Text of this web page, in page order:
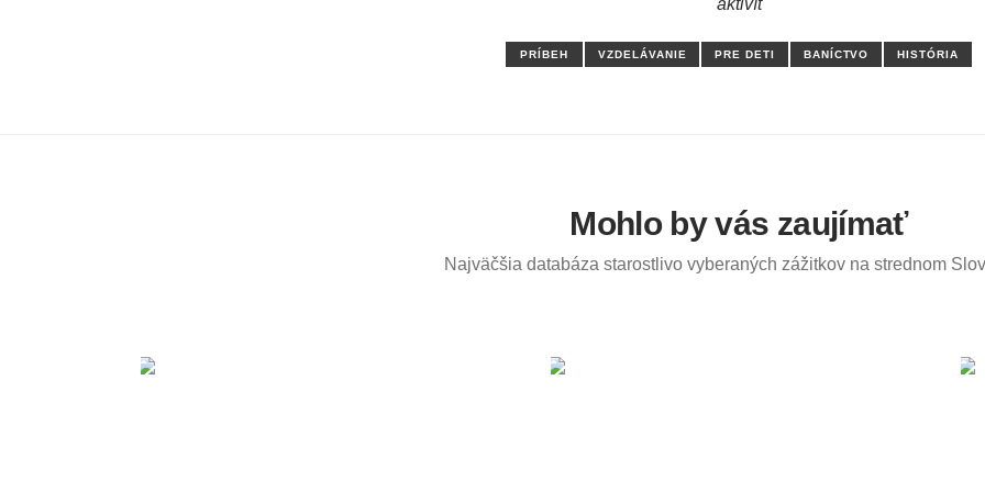
aktivít
PRÍBEH VZDELÁVANIE PRE DETI BANÍCTVO HISTÓRIA
Mohlo by vás zaujímať
Najväčšia databáza starostlivo vyberaných zážitkov na strednom